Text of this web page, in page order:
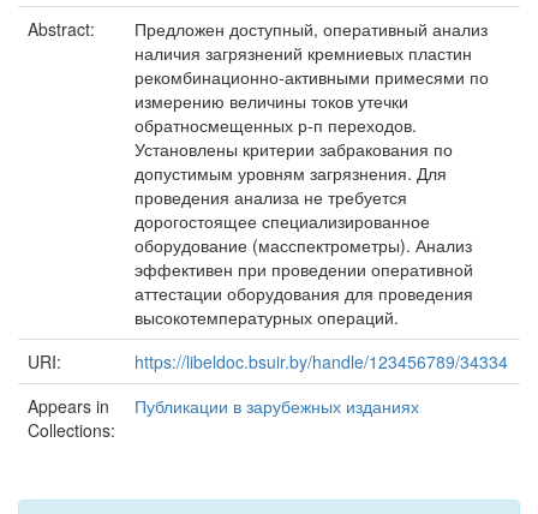
Abstract:
Предложен доступный, оперативный анализ
наличия загрязнений кремниевых пластин
рекомбинационно-активными примесями по
измерению величины токов утечки
обратносмещенных р-п переходов.
Установлены критерии забракования по
допустимым уровням загрязнения. Для
проведения анализа не требуется
дорогостоящее специализированное
оборудование (масспектрометры). Анализ
эффективен при проведении оперативной
аттестации оборудования для проведения
высокотемпературных операций.
URI:
https://libeldoc.bsuir.by/handle/123456789/34334
Appears in
Collections:
Публикации в зарубежных изданиях